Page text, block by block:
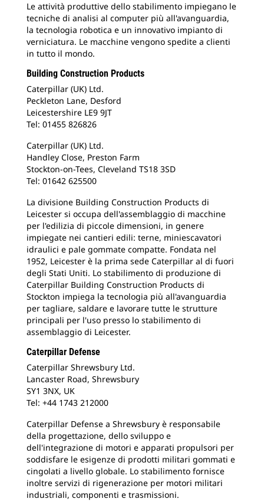
Le attività produttive dello stabilimento impiegano le
tecniche di analisi al computer più all'avanguardia,
la tecnologia robotica e un innovativo impianto di
verniciatura. Le macchine vengono spedite a clienti
in tutto il mondo.
Building Construction Products
Caterpillar (UK) Ltd.
Peckleton Lane, Desford
Leicestershire LE9 9JT
Tel: 01455 826826
Caterpillar (UK) Ltd.
Handley Close, Preston Farm
Stockton-on-Tees, Cleveland TS18 3SD
Tel: 01642 625500
La divisione Building Construction Products di
Leicester si occupa dell'assemblaggio di macchine
per l'edilizia di piccole dimensioni, in genere
impiegate nei cantieri edili: terne, miniescavatori
idraulici e pale gommate compatte. Fondata nel
1952, Leicester è la prima sede Caterpillar al di fuori
degli Stati Uniti. Lo stabilimento di produzione di
Caterpillar Building Construction Products di
Stockton impiega la tecnologia più all'avanguardia
per tagliare, saldare e lavorare tutte le strutture
principali per l'uso presso lo stabilimento di
assemblaggio di Leicester.
Caterpillar Defense
Caterpillar Shrewsbury Ltd.
Lancaster Road, Shrewsbury
SY1 3NX, UK
Tel: +44 1743 212000
Caterpillar Defense a Shrewsbury è responsabile
della progettazione, dello sviluppo e
dell'integrazione di motori e apparati propulsori per
soddisfare le esigenze di prodotti militari gommati e
cingolati a livello globale. Lo stabilimento fornisce
inoltre servizi di rigenerazione per motori militari
industriali, componenti e trasmissioni.